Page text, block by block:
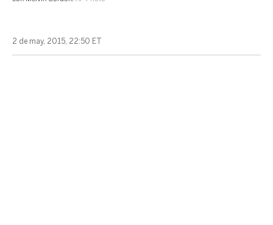
2 de may, 2015, 22:50 ET